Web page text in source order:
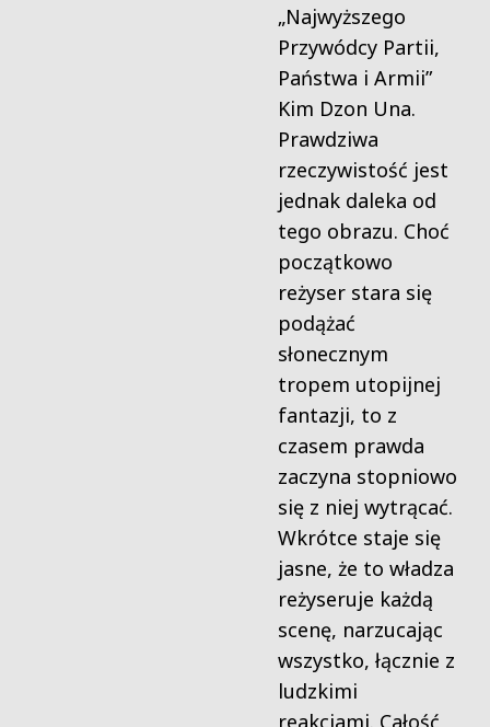
„Najwyższego
Przywódcy Partii,
Państwa i Armii”
Kim Dzon Una.
Prawdziwa
rzeczywistość jest
jednak daleka od
tego obrazu. Choć
początkowo
reżyser stara się
podążać
słonecznym
tropem utopijnej
fantazji, to z
czasem prawda
zaczyna stopniowo
się z niej wytrącać.
Wkrótce staje się
jasne, że to władza
reżyseruje każdą
scenę, narzucając
wszystko, łącznie z
ludzkimi
reakcjami. Całość